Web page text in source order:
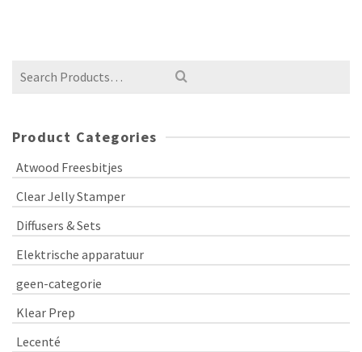
Product Categories
Atwood Freesbitjes
Clear Jelly Stamper
Diffusers & Sets
Elektrische apparatuur
geen-categorie
Klear Prep
Lecenté